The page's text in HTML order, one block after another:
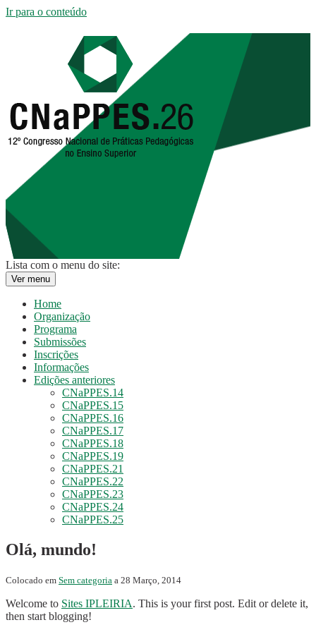
Ir para o conteúdo
Lista com o menu do site:
Ver menu
Home
Organização
Programa
Submissões
Inscrições
Informações
Edições anteriores
CNaPPES.14
CNaPPES.15
CNaPPES.16
CNaPPES.17
CNaPPES.18
CNaPPES.19
CNaPPES.21
CNaPPES.22
CNaPPES.23
CNaPPES.24
CNaPPES.25
Olá, mundo!
Colocado em Sem categoria a 28 Março, 2014
Welcome to Sites IPLEIRIA. This is your first post. Edit or delete it,
then start blogging!